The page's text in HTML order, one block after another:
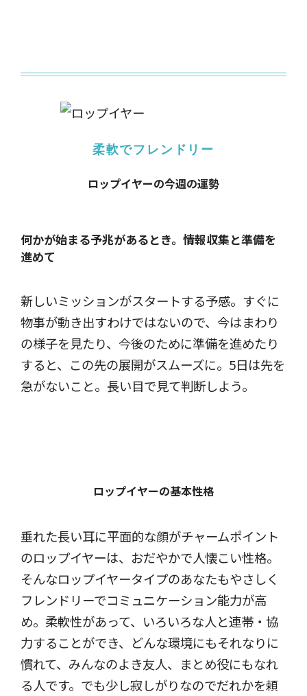
柔軟でフレンドリー
ロップイヤーの今週の運勢
何かが始まる予兆があるとき。 情報収集と準備を
進めて
新しいミッションがスタートする予感。すぐに
物事が動き出すわけではないので、今はまわり
の様子を見たり、今後のために準備を進めたり
すると、この先の展開がスムーズに。5日は先を
急がないこと。長い目で見て判断しよう。
ロップイヤーの基本性格
垂れた長い耳に平面的な顔がチャームポイント
のロップイヤーは、おだやかで人懐こい性格。
そんなロップイヤータイプのあなたもやさしく
フレンドリーでコミュニケーション能力が高
め。柔軟性があって、いろいろな人と連帯・協
力することができ、どんな環境にもそれなりに
慣れて、みんなのよき友人、まとめ役にもなれ
る人です。でも少し寂しがりなのでだれかを頼